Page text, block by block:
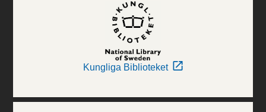
Kungliga Biblioteket